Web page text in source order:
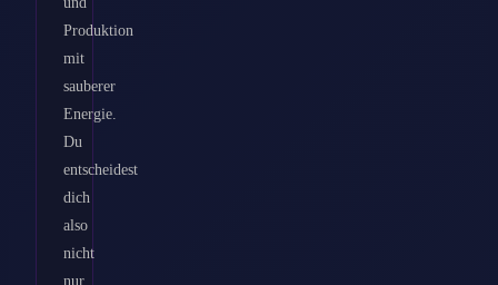
Produktion
mit
sauberer
Energie.
Du
entscheidest
dich
also
nicht
nur